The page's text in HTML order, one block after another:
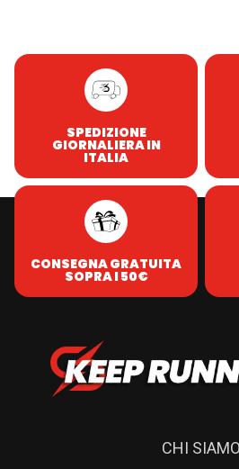
SPEDIZIONE
GIORNALIERA IN
ITALIA
CONSEGNA GRATUITA
SOPRA I 50€
CHI SIAMO